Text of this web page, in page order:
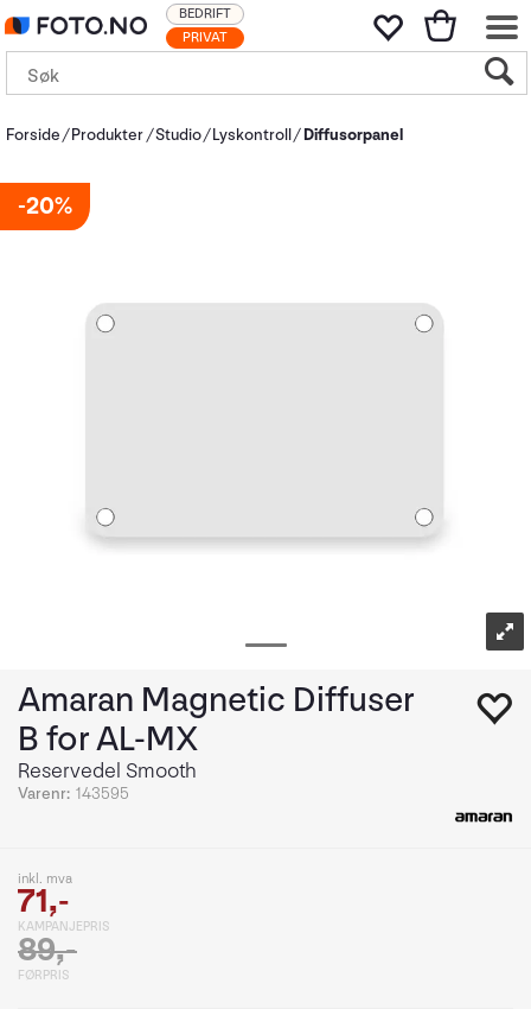
PRIVAT
BEDRIFT
Forside Produkter Studio Lyskontroll Diffusorpanel
20%
Amaran Magnetic Diffuser
B for AL-MX
Reservedel Smooth
Varenr: 143595
inkl. mva
71,-
KAMPANJEPRIS
89,-
FØRPRIS